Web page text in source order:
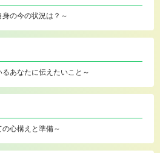
の今の状況は？～
あなたに伝えたいこと～
心構えと準備～